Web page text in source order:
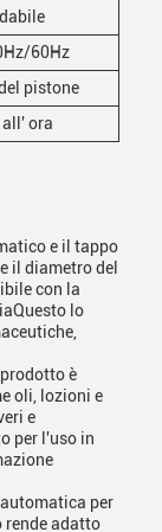
60Hz
pistone
ora
e il tappo
il diametro del
con la
lo
è
oli, lozioni e
e
per l'uso in
per
rende adatto